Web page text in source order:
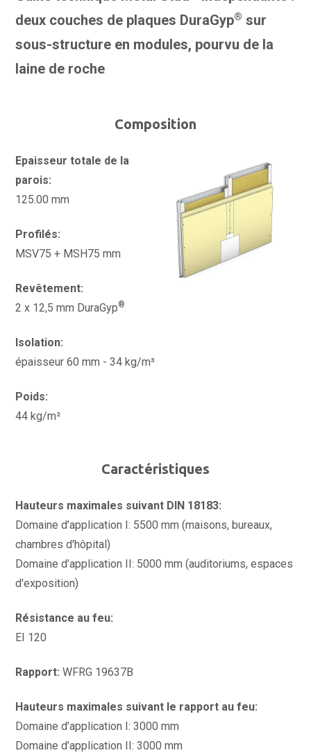
deux couches de plaques DuraGyp® sur
sous-structure en modules, pourvu de la
laine de roche
Composition
Epaisseur totale de la
parois:
125.00 mm
Profilés:
MSV75 + MSH75 mm
Revêtement:
2 x 12,5 mm DuraGyp®
Isolation:
épaisseur 60 mm - 34 kg/m³
Poids:
44 kg/m²
Caractéristiques
Hauteurs maximales suivant DIN 18183:
Domaine d’application I: 5500 mm (maisons, bureaux,
chambres d'hôpital)
Domaine d’application II: 5000 mm (auditoriums, espaces
d'exposition)
Résistance au feu:
EI 120
Rapport: WFRG 19637B
Hauteurs maximales suivant le rapport au feu:
Domaine d’application I: 3000 mm
Domaine d’application II: 3000 mm